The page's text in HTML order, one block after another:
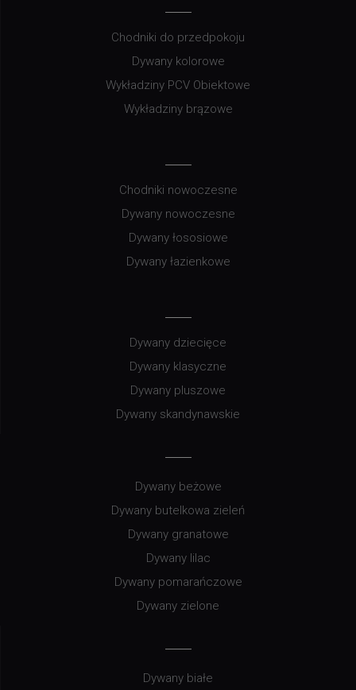
Chodniki do przedpokoju
Dywany kolorowe
Wykładziny PCV Obiektowe
Wykładziny brązowe
Chodniki nowoczesne
Dywany nowoczesne
Dywany łososiowe
Dywany łazienkowe
Dywany dziecięce
Dywany klasyczne
Dywany pluszowe
Dywany skandynawskie
Dywany beżowe
Dywany butelkowa zieleń
Dywany granatowe
Dywany lilac
Dywany pomarańczowe
Dywany zielone
Dywany białe